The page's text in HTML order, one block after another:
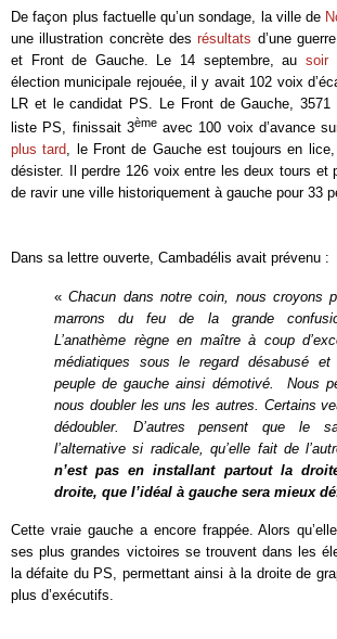
De façon plus factuelle qu’un sondage, la ville de
une illustration concrète desrésultats d’une
et Front de Gauche. Le 14 septembre, au soir
élection municipale rejouée, il y avait 102 voix
LR et le candidat PS. Le Front de Gauche,
liste PS, finissait 3èmeavec 100 voix d’avance
plus tard , le Front de Gauche est toujours en
désister. Il perdre 126 voix entre les deux tours et
de ravir une ville historiquement à gauche pour 33
Dans sa lettre ouverte, Cambadélis avait prévenu :
«Chacun dans notre coin, nous croyons
marrons du feu de la grande
L’anathème règne en maître à coup
médiatiques sous le regard désabusé et
peuple de gauche ainsi démotivé. Nous
nous doubler les uns les autres. Certains
dédoubler. D’autres pensent que le
l’alternative si radicale, qu’elle fait de
n’est pas en installant partout la
droite, que l’idéal à gauche sera mieux
Cette vraie gauche a encore frappée. Alors
ses plus grandes victoires se trouvent dans les
la défaite du PS, permettant ainsi à la droite de
plus d’exécutifs.